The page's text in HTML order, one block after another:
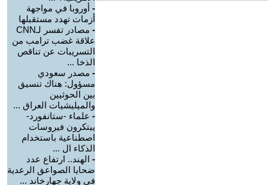
- أوروبا في مواجهة
أزمات تهدد مستقبلها
-
مصادر تفسر لـCNN
علاقة غضب ترامب من
التسريبات عن تناقص
الذخا ...
- مصدر سعودي
مسؤول: هناك تنسيق
بين الحوثيين
والميليشيات العراق ...
- علماء -ستانفورد-
يبتكرون فيروسات
اصطناعية باستخدام
الذكاء ال ...
- الهند.. ارتفاع عدد
ضحايا الصواعق الرعدية
في ولاية جهارخاند ...